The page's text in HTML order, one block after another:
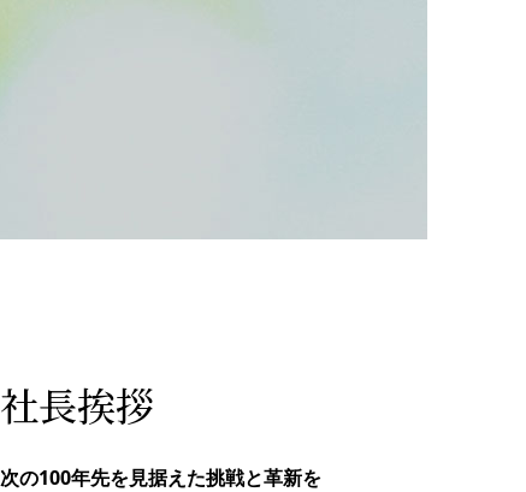
社長挨拶
次の100年先を見据えた挑戦と革新を